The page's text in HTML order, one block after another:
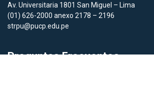
Av. Universitaria 1801 San Miguel – Lima
(01) 626-2000 anexo 2178 – 2196
strpu@pucp.edu.pe
Preguntas Frecuentes